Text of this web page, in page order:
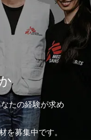
たの経験が求め
を募集中です。